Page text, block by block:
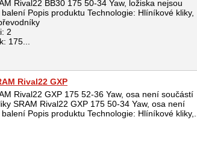
Rival22 BB30 175 50-34 Yaw, ložiska nejsou
Popis produktu Technologie: Hlíníkové kliky,
2
175...
Rival22 GXP
Rival22 GXP 175 52-36 Yaw, osa není součástí
SRAM Rival22 GXP 175 50-34 Yaw, osa není
Popis produktu Technologie: Hlíníkové kliky,...